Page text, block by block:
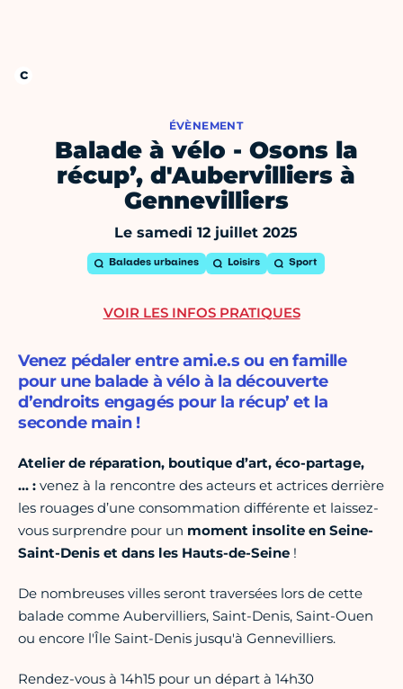
ÉVÈNEMENT
Balade à vélo - Osons la
récup’, d'Aubervilliers à
Gennevilliers
Le samedi 12 juillet 2025
Balades urbaines Loisirs Sport
Venez pédaler entre ami.e.s ou en famille
pour une balade à vélo à la découverte
d’endroits engagés pour la récup’ et la
seconde main !
Atelier de réparation, boutique d’art, éco-partage,
… : venez à la rencontre des acteurs et actrices derrière
les rouages d’une consommation différente et laissez-
vous surprendre pour un moment insolite en Seine-
Saint-Denis et dans les Hauts-de-Seine !
De nombreuses villes seront traversées lors de cette
balade comme Aubervilliers, Saint-Denis, Saint-Ouen
ou encore l'Île Saint-Denis jusqu'à Gennevilliers.
Rendez-vous à 14h15 pour un départ à 14h30
VOIR LES INFOS PRATIQUES